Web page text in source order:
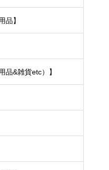
品】
品&雑貨etc）】